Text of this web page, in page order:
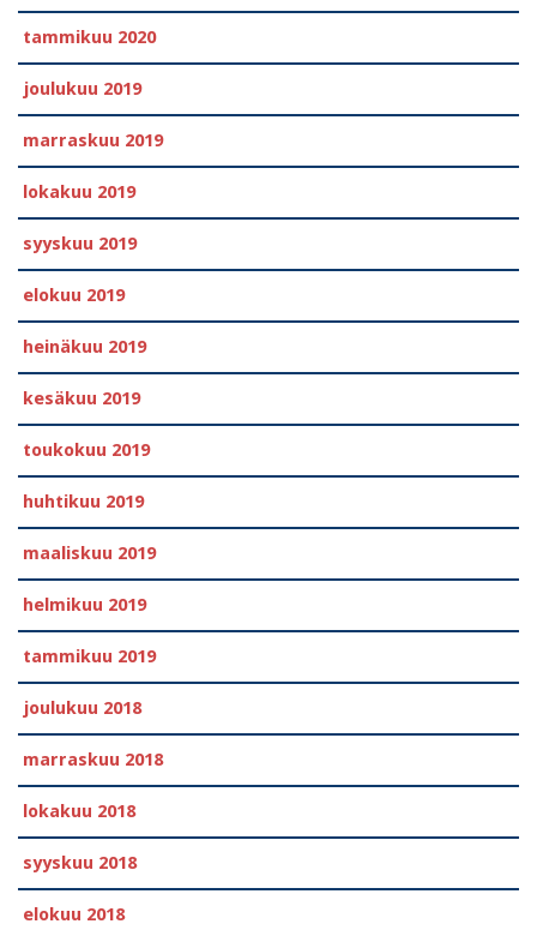
tammikuu 2020
joulukuu 2019
marraskuu 2019
lokakuu 2019
syyskuu 2019
elokuu 2019
heinäkuu 2019
kesäkuu 2019
toukokuu 2019
huhtikuu 2019
maaliskuu 2019
helmikuu 2019
tammikuu 2019
joulukuu 2018
marraskuu 2018
lokakuu 2018
syyskuu 2018
elokuu 2018